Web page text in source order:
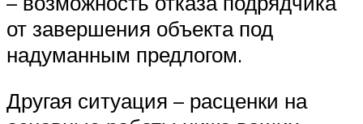
от завершения объекта под
надуманным предлогом.
Другая ситуация – расценки на